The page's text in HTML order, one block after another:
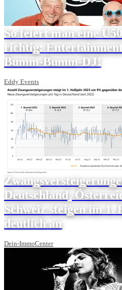
So feiert man eine
richtig:
Bumm-Bumm-DJ!
Eddy Events
Deutschland,
Schweiz steigen im 1.
deutlich an
Dein-ImmoCenter